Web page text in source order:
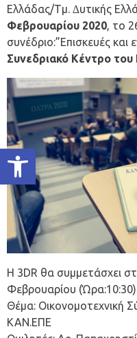
Ανοίξτε τη γραμμή εργαλείων
Ελλάδας/Τµ. ∆υτικής
Φεβρουαρίου 2020, το
συνέδριο:”Επισκευές
Συνεδριακό Κέντρο
Η 3DR θα συμμετάσχει
Φεβρουαρίου
Θέμα: Οικονοµοτεχνική
ΚΑΝ.ΕΠΕ